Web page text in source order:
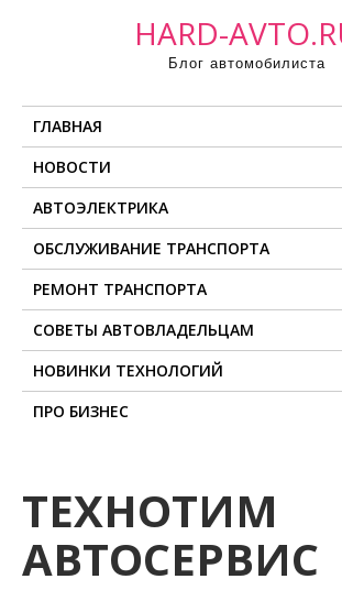
HARD-
Блог автомобилиста
ГЛАВНАЯ
НОВОСТИ
АВТОЭЛЕКТРИКА
ОБСЛУЖИВАНИЕ ТРАНСПОРТА
РЕМОНТ ТРАНСПОРТА
СОВЕТЫ АВТОВЛАДЕЛЬЦАМ
НОВИНКИ ТЕХНОЛОГИЙ
ПРО БИЗНЕС
ТЕХНОТИМ
АВТОСЕРВИС